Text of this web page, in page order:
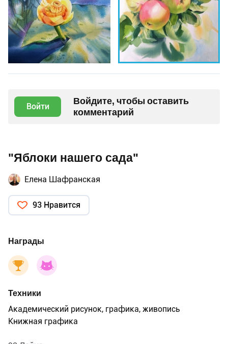
Войти
Войдите, чтобы оставить
комментарий
"Яблоки нашего сада"
Елена Шафранская
93 Нравится
Награды
Техники
Академический рисунок, графика, живопись
Книжная графика